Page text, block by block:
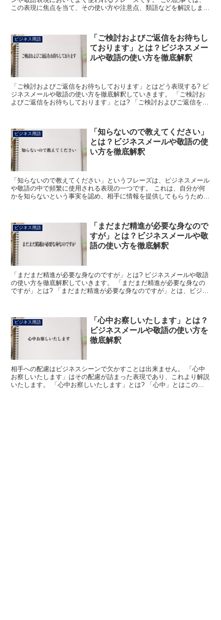
この表現に焦点を当て、その使い方や注意点、類語などを解説しま
ビジネス用語
「ご検討およびご返信をお待ちし
ております」とは？ビジネスメー
ルや敬語の使い方を徹底解釈
「ご検討およびご返信をお待ちしております」とはどう表現する? ビ
ジネスメールや敬語の使い方を徹底解釈していきます。 「ご検討お
よびご返信をお待ちしております」とは? 「ご検討およびご返信をお
ビジネス用語
「知らないので教えてください」
とは？ビジネスメールや敬語の使
い方を徹底解釈
「知らないので教えてください」というフレーズは、ビジネスメール
や敬語の中で頻繁に使用される表現の一つです。 これは、自分が何
かを知らないという事実を認め、相手に情報を提供してもらうための
ビジネス用語
「まだまだ精進が必要な身なので
すが」とは？ビジネスメールや敬
語の使い方を徹底解釈
「まだまだ精進が必要な身なのですが」とは? ビジネスメールや敬語
の使い方を徹底解釈していきます。 「まだまだ精進が必要な身なの
ですが」とは? 「まだまだ精進が必要な身なのですが」とは、ビジネ
ビジネス用語
「心中お察しいたします」とは？
ビジネスメールや敬語の使い方を
徹底解釈
相手への配慮はビジネスシーンで欠かすことは出来ません。 「心中
お察しいたします」はその配慮が詰まった表現であり、これより解説
いたします。 「心中お察しいたします」とは? 「心中」とはこの場